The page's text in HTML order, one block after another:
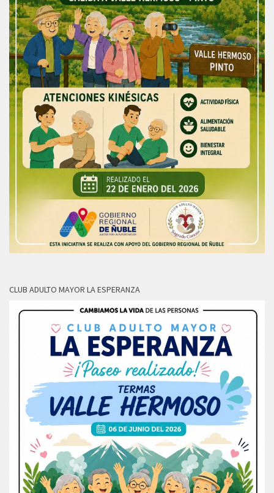
CLUB ADULTO MAYOR LA ESPERANZA